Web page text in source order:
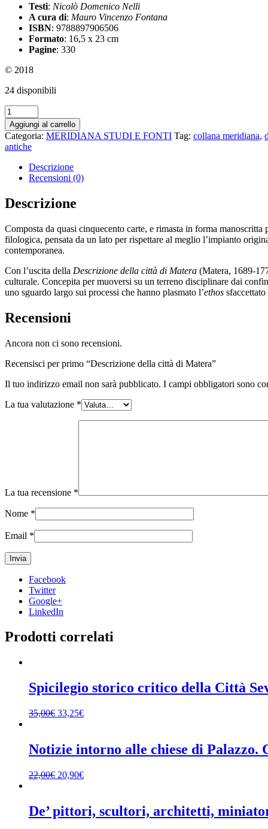
Testi: Nicolò Domenico Nelli
A cura di: Mauro Vincenzo Fontana
ISBN: 9788897906506
Formato: 16,5 x 23 cm
Pagine: 330
© 2018
24 disponibili
Descrizione
della
città
di
Matera
quantità
Aggiungi al carrello
Categoria: MERIDIANA STUDI E FONTI Tag: collana meridiana,
antiche
Descrizione
Recensioni (0)
Descrizione
Composta da quasi cinquecento carte, e rimasta in forma manoscritta
filologica, pensata da un lato per rispettare al meglio l’impianto
contemporanea.
Con l’uscita della Descrizione della città di Matera (Matera, 1689-
culturale. Concepita per muoversi su un terreno disciplinare dai
uno sguardo largo sui processi che hanno plasmato l’ethos
Recensioni
Ancora non ci sono recensioni.
Recensisci per primo “Descrizione della città di Matera”
Il tuo indirizzo email non sarà pubblicato. I campi obbligatori sono
La tua valutazione *
La tua recensione *
Nome *
Email *
Facebook
Twitter
Google+
LinkedIn
Prodotti correlati
Spicilegio storico critico della Città
35,00€ 33,25€
Notizie intorno alle chiese di Palazzo.
22,00€ 20,90€
De’ pittori, scultori, architetti,